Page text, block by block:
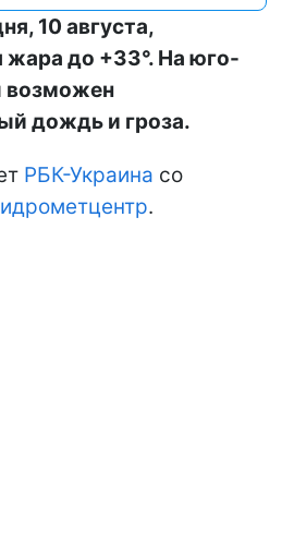
10 августа,
жара до +33°. На юго-
возможен
дождь и гроза.
РБК-Украина со
.